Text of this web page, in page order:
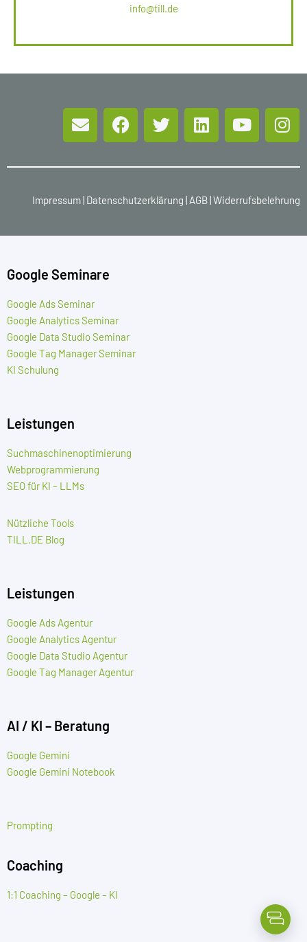
info@till.de
Impressum| Datenschutzerklärung | AGB|Widerrufsbelehrung
Google Seminare
Google Ads Seminar
Google Analytics Seminar
Google Data Studio Seminar
Google Tag Manager Seminar
KI Schulung
Leistungen
Suchmaschinenoptimierung
Webprogrammierung
SEO für KI – LLMs
Nützliche Tools
TILL.DE Blog
Leistungen
Google Ads Agentur
Google Analytics Agentur
Google Data Studio Agentur
Google Tag Manager Agentur
AI / KI – Beratung
Google Gemini
Google Gemini Notebook
Prompting
Coaching
1:1 Coaching – Google – KI